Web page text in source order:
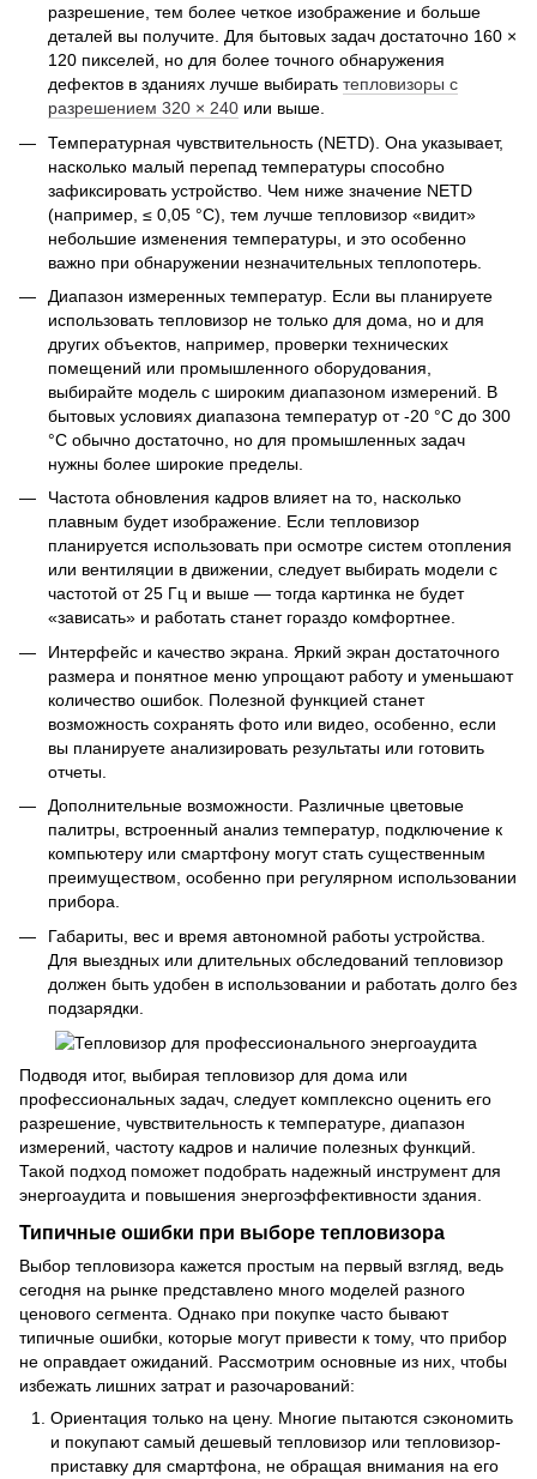
разрешение, тем более четкое изображение и больше
деталей вы получите. Для бытовых задач достаточно 160 ×
120 пикселей, но для более точного обнаружения
дефектов в зданиях лучше выбирать тепловизоры с
разрешением 320 × 240 или выше.
Температурная чувствительность (NETD). Она указывает,
насколько малый перепад температуры способно
зафиксировать устройство. Чем ниже значение NETD
(например, ≤ 0,05 °C), тем лучше тепловизор «видит»
небольшие изменения температуры, и это особенно
важно при обнаружении незначительных теплопотерь.
Диапазон измеренных температур. Если вы планируете
использовать тепловизор не только для дома, но и для
других объектов, например, проверки технических
помещений или промышленного оборудования,
выбирайте модель с широким диапазоном измерений. В
бытовых условиях диапазона температур от -20 °С до 300
°C обычно достаточно, но для промышленных задач
нужны более широкие пределы.
Частота обновления кадров влияет на то, насколько
плавным будет изображение. Если тепловизор
планируется использовать при осмотре систем отопления
или вентиляции в движении, следует выбирать модели с
частотой от 25 Гц и выше — тогда картинка не будет
«зависать» и работать станет гораздо комфортнее.
Интерфейс и качество экрана. Яркий экран достаточного
размера и понятное меню упрощают работу и уменьшают
количество ошибок. Полезной функцией станет
возможность сохранять фото или видео, особенно, если
вы планируете анализировать результаты или готовить
отчеты.
Дополнительные возможности. Различные цветовые
палитры, встроенный анализ температур, подключение к
компьютеру или смартфону могут стать существенным
преимуществом, особенно при регулярном использовании
прибора.
Габариты, вес и время автономной работы устройства.
Для выездных или длительных обследований тепловизор
должен быть удобен в использовании и работать долго без
подзарядки.
Подводя итог, выбирая тепловизор для дома или
профессиональных задач, следует комплексно оценить его
разрешение, чувствительность к температуре, диапазон
измерений, частоту кадров и наличие полезных функций.
Такой подход поможет подобрать надежный инструмент для
энергоаудита и повышения энергоэффективности здания.
Типичные ошибки при выборе тепловизора
Выбор тепловизора кажется простым на первый взгляд, ведь
сегодня на рынке представлено много моделей разного
ценового сегмента. Однако при покупке часто бывают
типичные ошибки, которые могут привести к тому, что прибор
не оправдает ожиданий. Рассмотрим основные из них, чтобы
избежать лишних затрат и разочарований:
Ориентация только на цену. Многие пытаются сэкономить
и покупают самый дешевый тепловизор или тепловизор-
приставку для смартфона, не обращая внимания на его